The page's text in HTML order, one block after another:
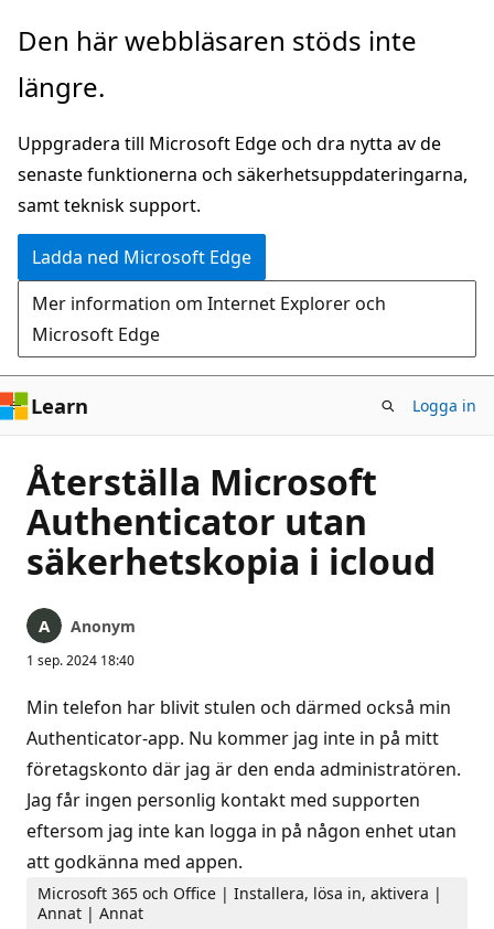
Hoppa
huvudinnehåll
Den här webbläsaren stöds inte
längre.
Uppgradera till Microsoft Edge och dra nytta av de
senaste funktionerna och säkerhetsuppdateringarna,
samt teknisk support.
Ladda ned Microsoft Edge
Mer information om Internet Explorer och
Microsoft Edge
Learn Logga in
Återställa Microsoft
Authenticator utan
säkerhetskopia i icloud
Anonym
1 sep. 2024 18:40
Min telefon har blivit stulen och därmed också min
Authenticator-app. Nu kommer jag inte in på mitt
företagskonto där jag är den enda administratören.
Jag får ingen personlig kontakt med supporten
eftersom jag inte kan logga in på någon enhet utan
att godkänna med appen.
Microsoft 365 och Office | Installera, lösa in, aktivera |
Annat | Annat